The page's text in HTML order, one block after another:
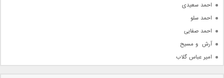
احمد سعیدی
احمد سلو
احمد صفایی
آرش  و مسیح
امیر عباس گلاب